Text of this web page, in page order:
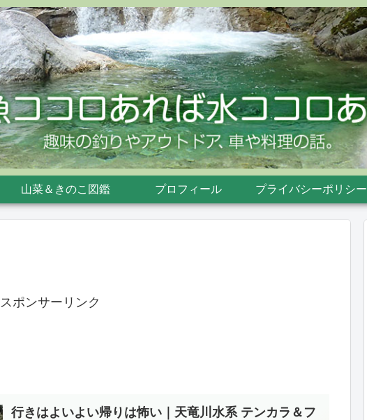
山菜＆きのこ図鑑 プロフィール プライバシーポリシー
スポンサーリンク
行きはよいよい帰りは怖い｜天竜川水系 テンカラ＆フ